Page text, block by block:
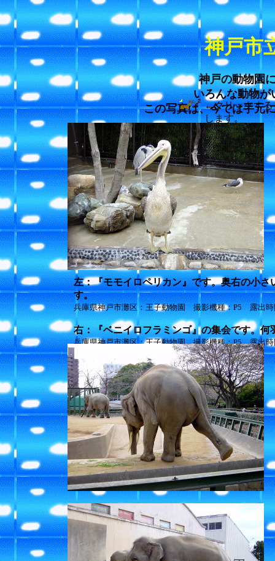
左：『モモイロペリカン』です。奥右の小
す。
兵庫県神戸市灘区：王子動物園 撮影機種：P5 露出
右：『ベニイロフラミンゴ』の集会です。何
兵庫県神戸市灘区：王子動物園 撮影機種：P5 露出
←クリックする
します。
神戸市
神戸の動物園
いろんな動物が
この写真は、今では手元